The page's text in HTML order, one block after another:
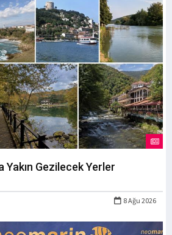
Yakın Gezilecek Yerler
8 Ağu 2026